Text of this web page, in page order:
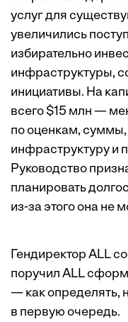
услуг для
увеличились
избирательно
инфраструктуры,
инициативы. На
всего $15 млн —
по оценкам, суммы,
инфраструктуру и
Руководство
планировать
из-за этого она не
Гендиректор ALL
поручил ALL
— как определять,
в первую очередь.